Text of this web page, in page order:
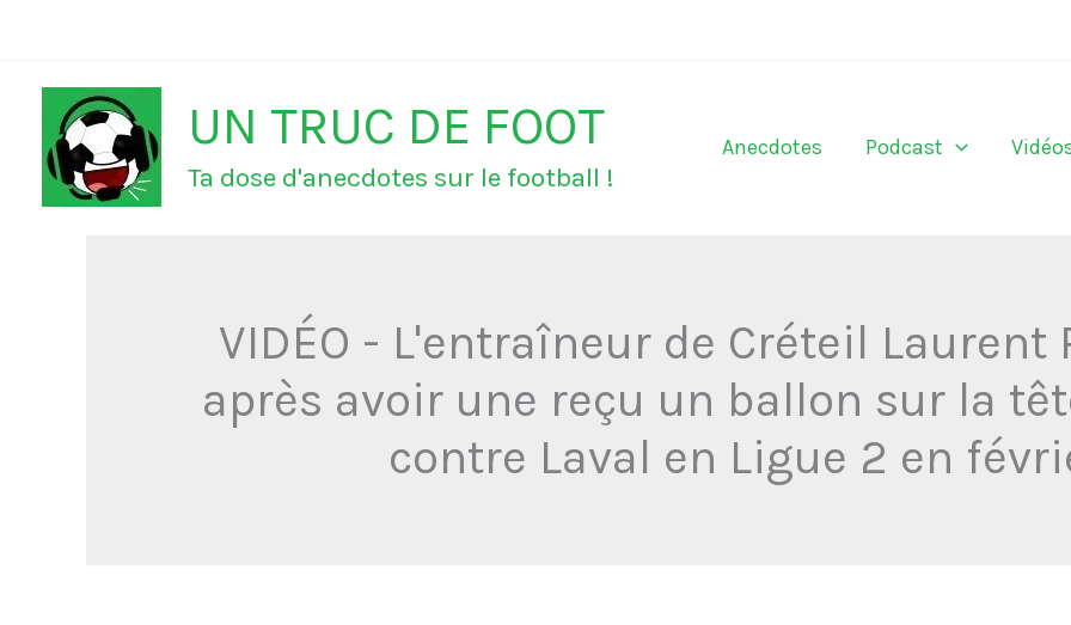
contenu
UN TRUC DE FOOT
Ta dose d'anecdotes sur le football !
Anecdotes Podcast
VIDÉO - L'entraîneur de Créteil Laurent
après avoir une reçu un ballon sur la
contre Laval en Ligue 2 en